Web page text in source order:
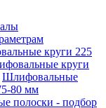
круги 225
круги
Шлифовальные
80 мм
полоски - подбор